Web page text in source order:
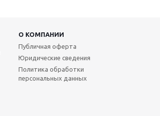
О КОМПАНИИ
Публичная оферта
Юридические сведения
Политика обработки
персональных данных